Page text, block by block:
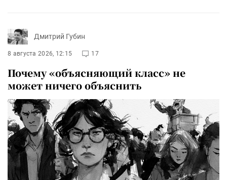
Дмитрий Губин
8 августа 2026, 12:15 17
Почему «объясняющий класс» не
может ничего объяснить